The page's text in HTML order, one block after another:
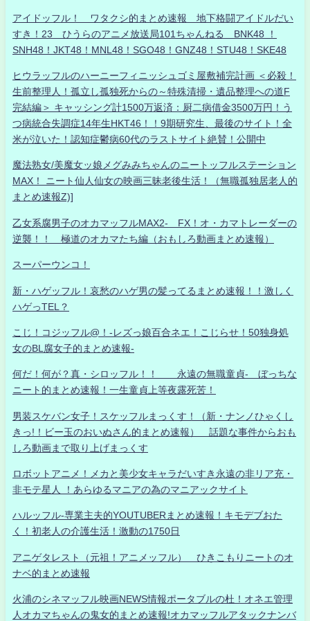
アイドッフル！ ワタクシ的まとめ速報 地下格闘アイドルだい
すき！23 ひうらのアニメ放送局101ちゃんねる BNK48 ！
SNH48！JKT48！MNL48！SGO48！GNZ48！STU48！SKE48
ヒウラッフルのハーニーフィニッシュゴミ屋敷補完計画 ＜必殺！
生前整理人！孤立し孤独死からの～特殊清掃・遺品整理への道F
完結編＞ キャッシング計1500万返済：厨二病借金3500万円！う
つ病統合失調症14年生HKT46！！9期研究生、最後のサイト！全
米が泣いた！認知症鬱病60代のラストサイト絶賛！公開中
魔法熟女/美魔女ッ娘メグみみちゃんのニートッフルステーション
MAX！ ニート仙人仙女の映画三昧老後生活！（無職孤独居老人的
まとめ速報Z)]
乙女系腐男子のオカマッフルMAX2- FX！オ・カマトレーダーの
逆襲！！ 極道のオカマたち編（おもしろ動画まとめ速報）
スーパーウンコ！
新・ハゲッフル！哀愁のハゲ男の髪ってるまとめ速報！！激しく
ハゲっTEL？
こじ！コジッフル@！-レズっ娘百合ネエ！こじらせ！50独身処
女のBL腐女子的まとめ速報-
何だ！何が？真・シロッフル！！ 永遠の無職童貞- ぼっちな
ニート的まとめ速報！一生童貞上等夜露死苦！
男装スケバン女子！スケッフルまっくす！（新・ナンノひゃくし
きっ!！ビー玉のおいぬさん的まとめ速報） 話題な事件からおも
しろ動画まで取り上げまっくす
ロボットアニメ！メカと美少女キャラだいすき永遠の非リア充・
非モテ星人 ！あらゆるマニアの為のマニアックサイト
ハルッフル-専業主夫的YOUTUBERまとめ速報！キモデブおた
く！初老人の介護生活！激動の1750日
アニゲタレスト（元祖！アニメッフル） ひきこもりニートのオ
ナベ的まとめ速報
火浦のシネマッフル映画NEWS情報ポータブルの杜！オネエ管理
人オカマちゃんの鬼女的まとめ速報!オカマッフルアタックナンバ